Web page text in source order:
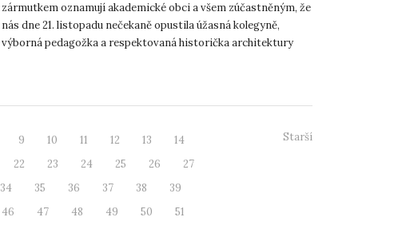
zármutkem oznamují akademické obci a všem zúčastněným, že
nás dne 21. listopadu nečekaně opustila úžasná kolegyně,
výborná pedagožka a respektovaná historička architektury
9 10 11 12 13
14
22 23 24 25 26
27
34 35 36 37 38
39
46 47 48 49 50
51
Starší